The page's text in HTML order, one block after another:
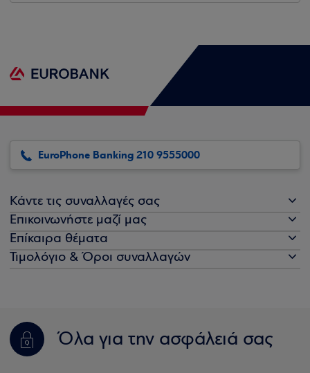
EuroPhone Banking 210 9555000
Κάντε τις συναλλαγές σας
Επικοινωνήστε μαζί μας
Επίκαιρα θέματα
Τιμολόγιο & Όροι συναλλαγών
Όλα για την ασφάλειά σας